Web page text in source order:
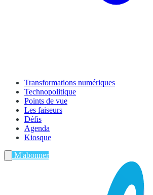
Transformations numériques
Technopolitique
Points de vue
Les faiseurs
Défis
Agenda
Kiosque
M'abonner